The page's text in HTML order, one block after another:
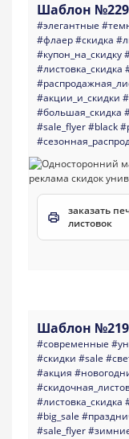
Шаблон
#элегантные
#флаер#скидка
#купон_на_скидку
#листовка_скидка
#акции_и_скидки
#большая_скидка
#sale_flyer#black
заказать
листовок
Шаблон
#современные
#скидки #sale
#акция
#листовка_скидка
#big_sale
#sale_flyer